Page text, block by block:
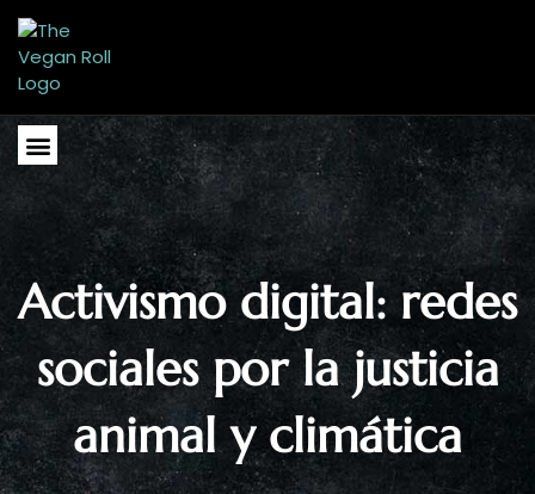
contenido
Menu
Activismo digital: redes
sociales por la justicia
animal y climática